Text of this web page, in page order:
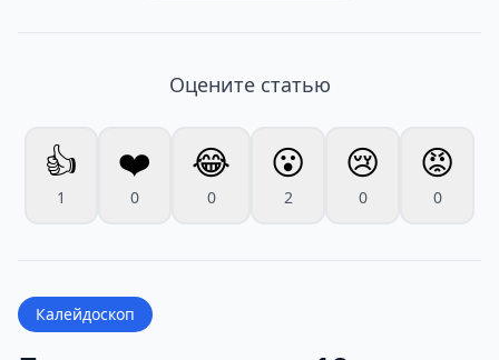
Оцените статью
👍
1
❤️
0
😂
0
😮
2
😢
0
😡
0
Калейдоскоп